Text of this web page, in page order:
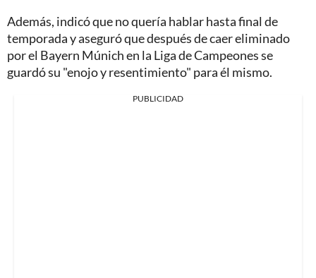
Además, indicó que no quería hablar hasta final de
temporada y aseguró que después de caer eliminado
por el Bayern Múnich en la Liga de Campeones se
guardó su "enojo y resentimiento" para él mismo.
PUBLICIDAD